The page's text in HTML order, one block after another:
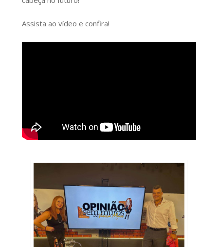
Assista ao vídeo e confira!